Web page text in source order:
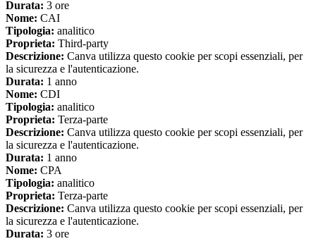
Durata: 3 ore
Nome: CAI
Tipologia: analitico
Proprieta: Third-party
Descrizione: Canva utilizza questo cookie per scopi essenziali, per
la sicurezza e l'autenticazione.
Durata: 1 anno
Nome: CDI
Tipologia: analitico
Proprieta: Terza-parte
Descrizione: Canva utilizza questo cookie per scopi essenziali, per
la sicurezza e l'autenticazione.
Durata: 1 anno
Nome: CPA
Tipologia: analitico
Proprieta: Terza-parte
Descrizione: Canva utilizza questo cookie per scopi essenziali, per
la sicurezza e l'autenticazione.
Durata: 3 ore